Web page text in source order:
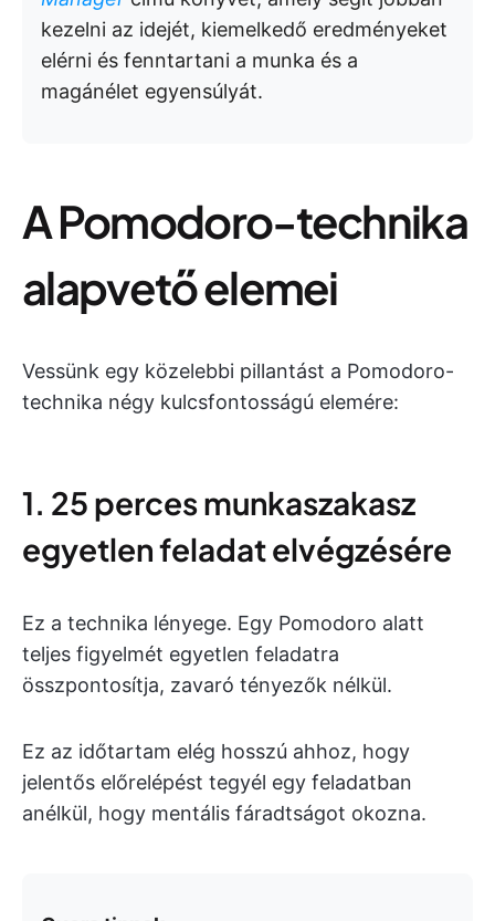
kezelni az idejét, kiemelkedő eredményeket
elérni és fenntartani a munka és a
magánélet egyensúlyát.
A Pomodoro-technika
alapvető elemei
Vessünk egy közelebbi pillantást a Pomodoro-
technika négy kulcsfontosságú elemére:
1. 25 perces munkaszakasz
egyetlen feladat elvégzésére
Ez a technika lényege. Egy Pomodoro alatt
teljes figyelmét egyetlen feladatra
összpontosítja, zavaró tényezők nélkül.
Ez az időtartam elég hosszú ahhoz, hogy
jelentős előrelépést tegyél egy feladatban
anélkül, hogy mentális fáradtságot okozna.